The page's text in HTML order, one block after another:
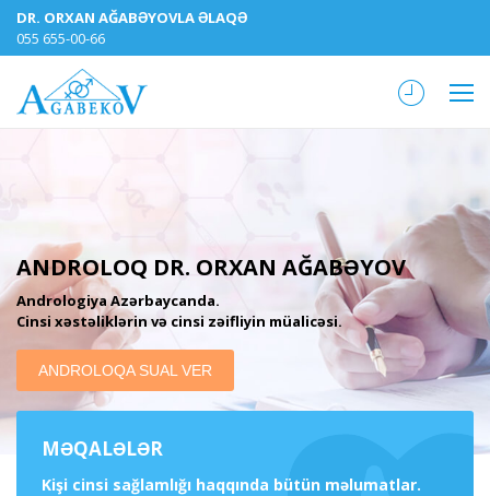
DR. ORXAN AĞABƏYOVLA ƏLAQƏ
055 655-00-66
ANDROLOQ DR. ORXAN AĞABƏYOV
Andrologiya Azərbaycanda.
Cinsi xəstəliklərin və cinsi zəifliyin müalicəsi.
ANDROLOQA SUAL VER
MƏQALƏLƏR
Kişi cinsi sağlamlığı haqqında bütün məlumatlar.